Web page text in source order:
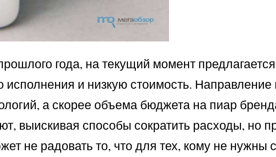
года, на текущий момент
исполнения и низкую стоимость.
а скорее объема бюджета на пиар
выискивая способы сократить расходы, но
не радовать то, что для тех, кому не